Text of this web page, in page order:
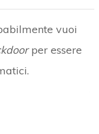
vuoi
per essere